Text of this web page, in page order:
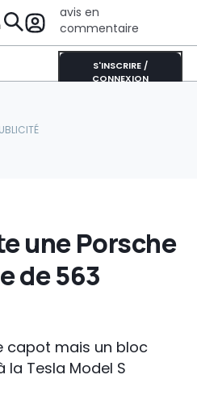
avis en
commentaire
S'INSCRIRE /
CONNEXION
une Porsche
de 563
capot mais un bloc
Tesla Model S